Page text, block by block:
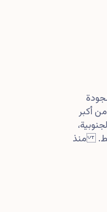
للجودة
أكبر
منذ